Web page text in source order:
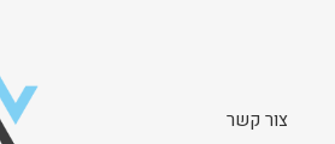
צור קשר